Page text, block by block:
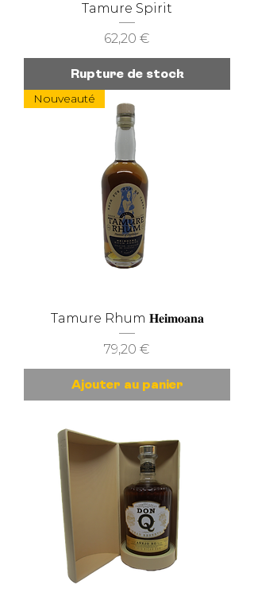
Tamure Spirit
Prix
62,20 €
Rupture de stock
Nouveauté
Tamure Rhum 𝐇𝐞𝐢𝐦𝐨𝐚𝐧𝐚
Prix
79,20 €
Ajouter au panier